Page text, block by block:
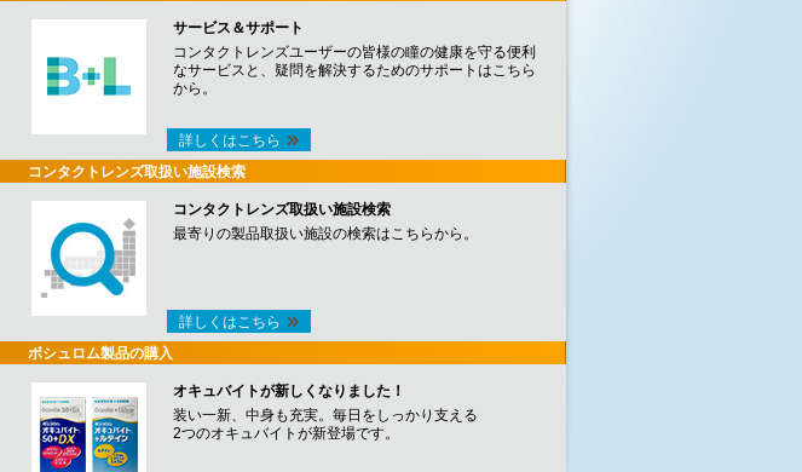
サービス＆サポート
コンタクトレンズユーザーの皆様の瞳の健康を守る便利
なサービスと、疑問を解決するためのサポートはこちら
から。
詳しくはこちら
コンタクトレンズ取扱い施設検索
コンタクトレンズ取扱い施設検索
最寄りの製品取扱い施設の検索はこちらから。
詳しくはこちら
ボシュロム製品の購入
オキュバイトが新しくなりました！
装い一新、中身も充実。毎日をしっかり支える
2つのオキュバイトが新登場です。